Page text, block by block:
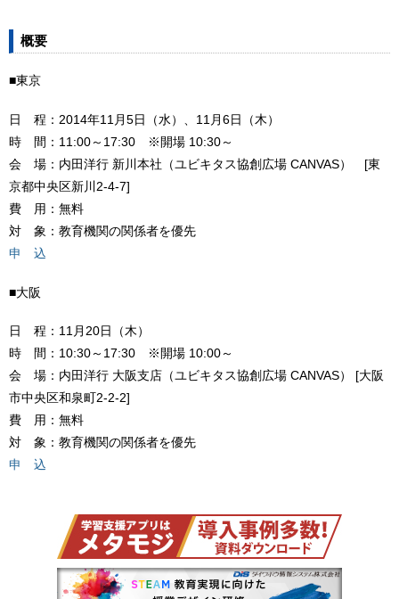
概要
■東京
日 程：2014年11月5日（水）、11月6日（木）
時 間：11:00～17:30 ※開場 10:30～
会 場：内田洋行 新川本社（ユビキタス協創広場 CANVAS） [東
京都中央区新川2-4-7]
費 用：無料
対 象：教育機関の関係者を優先
申 込
■大阪
日 程：11月20日（木）
時 間：10:30～17:30 ※開場 10:00～
会 場：内田洋行 大阪支店（ユビキタス協創広場 CANVAS） [大阪
市中央区和泉町2-2-2]
費 用：無料
対 象：教育機関の関係者を優先
申 込